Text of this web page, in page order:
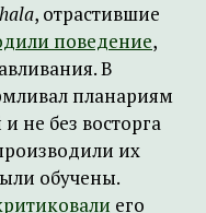
, отрастившие
поведение,
В
планариям
не без восторга
их
обучены.
его